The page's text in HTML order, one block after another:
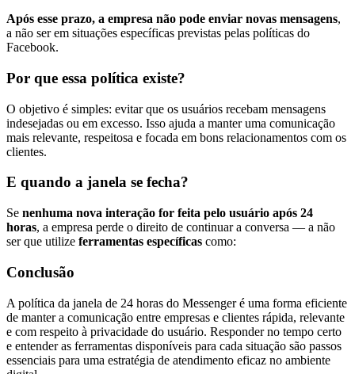
Após esse prazo, a empresa não pode enviar novas mensagens,
a não ser em situações específicas previstas pelas políticas do
Facebook.
Por que essa política existe?
O objetivo é simples: evitar que os usuários recebam mensagens
indesejadas ou em excesso. Isso ajuda a manter uma comunicação
mais relevante, respeitosa e focada em bons relacionamentos com os
clientes.
E quando a janela se fecha?
Se nenhuma nova interação for feita pelo usuário após 24
horas, a empresa perde o direito de continuar a conversa — a não
ser que utilize ferramentas específicas como:
Conclusão
A política da janela de 24 horas do Messenger é uma forma eficiente
de manter a comunicação entre empresas e clientes rápida, relevante
e com respeito à privacidade do usuário. Responder no tempo certo
e entender as ferramentas disponíveis para cada situação são passos
essenciais para uma estratégia de atendimento eficaz no ambiente